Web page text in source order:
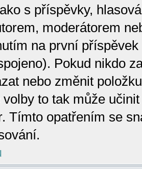
s příspěvky,
moderátorem
na první
Pokud nikdo
nebo změnit
volby to tak může
Tímto opatřením se